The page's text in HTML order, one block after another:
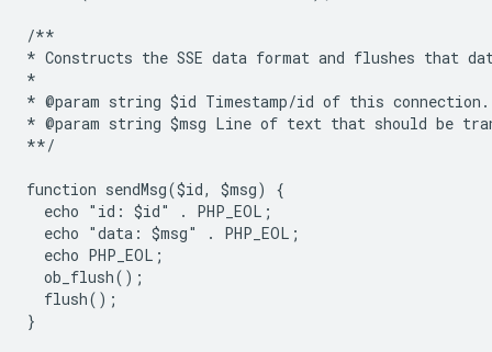
/**
* Constructs the SSE data format and flushes that
*
* @param string $id Timestamp/id of this connection.
* @param string $msg Line of text that should be
**/
function sendMsg($id, $msg) {
  echo "id: $id" . PHP_EOL;
  echo "data: $msg" . PHP_EOL;
  echo PHP_EOL;
  ob_flush();
  flush();
}